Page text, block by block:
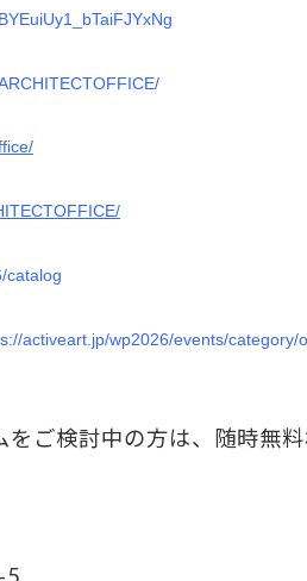
catalog
activeart.jp/wp2026/events/category/
ご検討中の方は、随時無